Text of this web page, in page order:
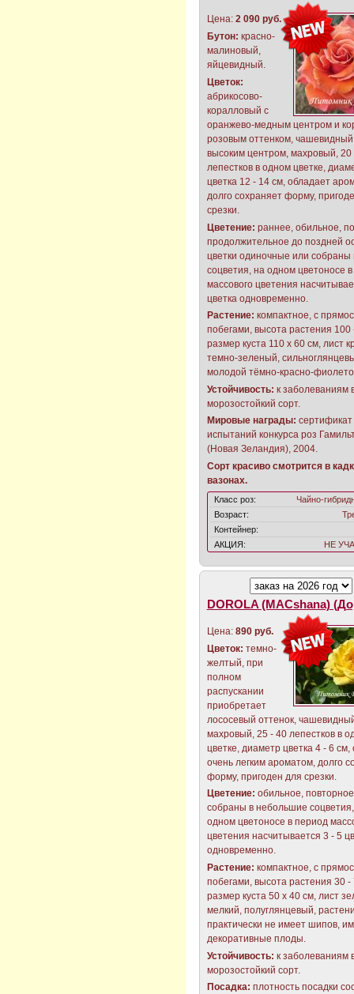
Цена: 2 090 руб.
Бутон: красно-
малиновый,
яйцевидный.
Цветок:
абрикосово-
коралловый с
оранжево-медным центром и
розовым оттенком,
высоким центром, махровый, 20
лепестков в одном цветке,
цветка 12 - 14 см, обладает
долго сохраняет форму,
срезки.
Цветение: раннее, обильное,
продолжительное до поздней
цветки одиночные или собраны
соцветия, на одном цветоносе
массового цветения
цветка одновременно.
Растение: компактное, с
побегами, высота растения 100
размер куста 110 х 60 см, лист
темно-зеленый,
молодой тёмно-красно-
Устойчивость: к заболеваниям
морозостойкий сорт.
Мировые награды: сертификат
испытаний конкурса роз
(Новая Зеландия), 2004.
Сорт красиво смотрится в
вазонах.
Класс роз:
Чайно-
Возраст:
Контейнер:
АКЦИЯ:
НЕ
DOROLA (MACshana)
Цена: 890 руб.
Цветок: темно-
желтый, при
полном
распускании
приобретает
лососевый оттенок,
махровый, 25 - 40 лепестков в
цветке, диаметр цветка 4 - 6 см,
очень легким ароматом, долго
форму, пригоден для срезки.
Цветение: обильное,
собраны в небольшие
одном цветоносе в период
цветения насчитывается 3 - 5
одновременно.
Растение: компактное, с
побегами, высота растения 30 -
размер куста 50 х 40 см, лист
мелкий, полуглянцевый,
практически не имеет шипов,
декоративные плоды.
Устойчивость: к заболеваниям
морозостойкий сорт.
Посадка: плотность посадки